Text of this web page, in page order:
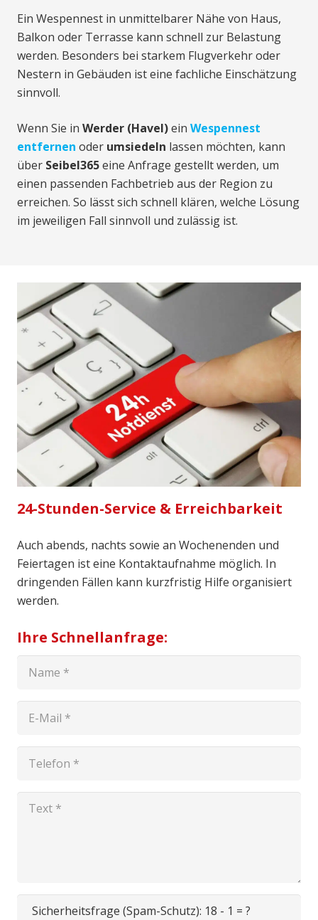
Ein Wespennest in unmittelbarer Nähe von Haus,
Balkon oder Terrasse kann schnell zur Belastung
werden. Besonders bei starkem Flugverkehr oder
Nestern in Gebäuden ist eine fachliche Einschätzung
sinnvoll.
Wenn Sie in Werder (Havel)ein Wespennest
entfernen oder umsiedeln lassen möchten, kann
über Seibel365eine Anfrage gestellt werden, um
einen passenden Fachbetrieb aus der Region zu
erreichen. So lässt sich schnell klären, welche Lösung
im jeweiligen Fall sinnvoll und zulässig ist.
24-Stunden-Service & Erreichbarkeit
Auch abends, nachts sowie an Wochenenden und
Feiertagen ist eine Kontaktaufnahme möglich. In
dringenden Fällen kann kurzfristig Hilfe organisiert
werden.
Ihre Schnellanfrage:
Sicherheitsfrage (Spam-Schutz): 18 - 1 = ?